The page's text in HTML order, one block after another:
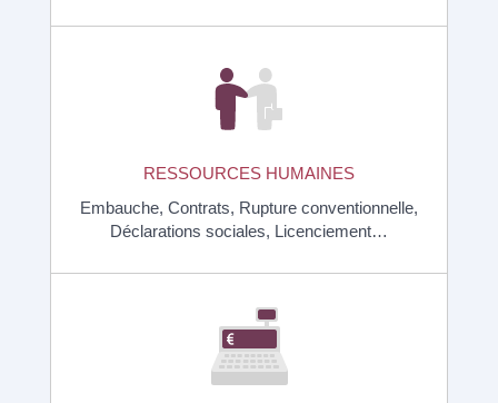
RESSOURCES HUMAINES
Embauche, Contrats, Rupture conventionnelle,
Déclarations sociales, Licenciement…